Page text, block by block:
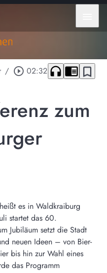
/ play_circle_outline 02:32 headphones chrome_reader_mode bookmark_border
zum
es in Waldkraiburg
startet das 60.
Jubiläum setzt die Stadt
neuen Ideen – von Bier-
bis hin zur Wahl eines
das Programm